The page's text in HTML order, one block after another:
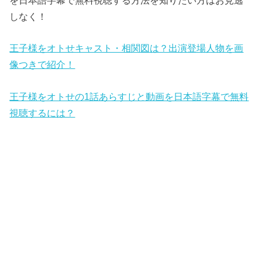
しなく！
王子様をオトせキャスト・相関図は？出演登場人物を画
像つきで紹介！
王子様をオトせの1話あらすじと動画を日本語字幕で無料
視聴するには？